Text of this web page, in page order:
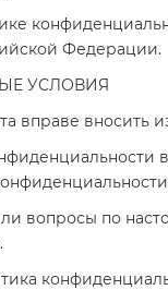
Федерации.
УСЛОВИЯ
вправе вносить
вопросы по
.